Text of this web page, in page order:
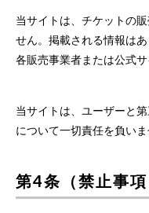
当サイトは、チケットの
せん。掲載される情報は
各販売事業者または公式
当サイトは、ユーザーと
について一切責任を負いま
第4条（禁止事項